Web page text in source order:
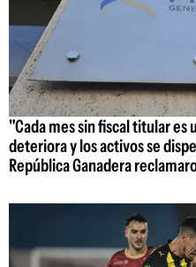
"Cada mes sin fiscal titular es
deteriora y los activos se
República Ganadera